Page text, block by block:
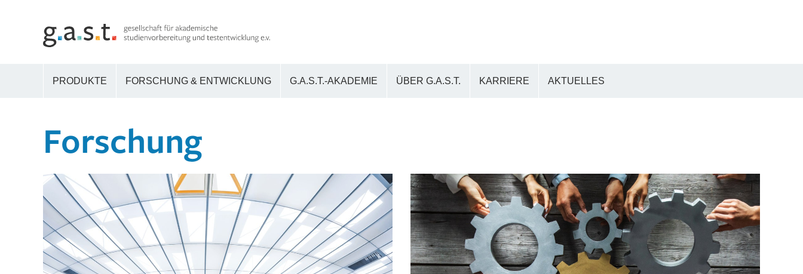
PRODUKTE FORSCHUNG & ENTWICKLUNG G.A.S.T.-AKADEMIE ÜBER G.A.S.T. KARRIERE AKTUELLES
Forschung